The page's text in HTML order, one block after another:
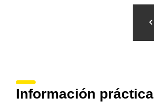
Información práctica